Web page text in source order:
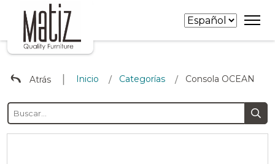
Atrás Inicio / Categorías / Consola OCEAN